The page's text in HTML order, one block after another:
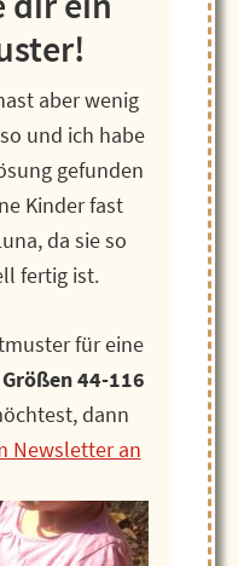
aber wenig
und ich habe
gefunden
Kinder fast
da sie so
fertig ist.
für eine
44-116
dann
Newsletter an